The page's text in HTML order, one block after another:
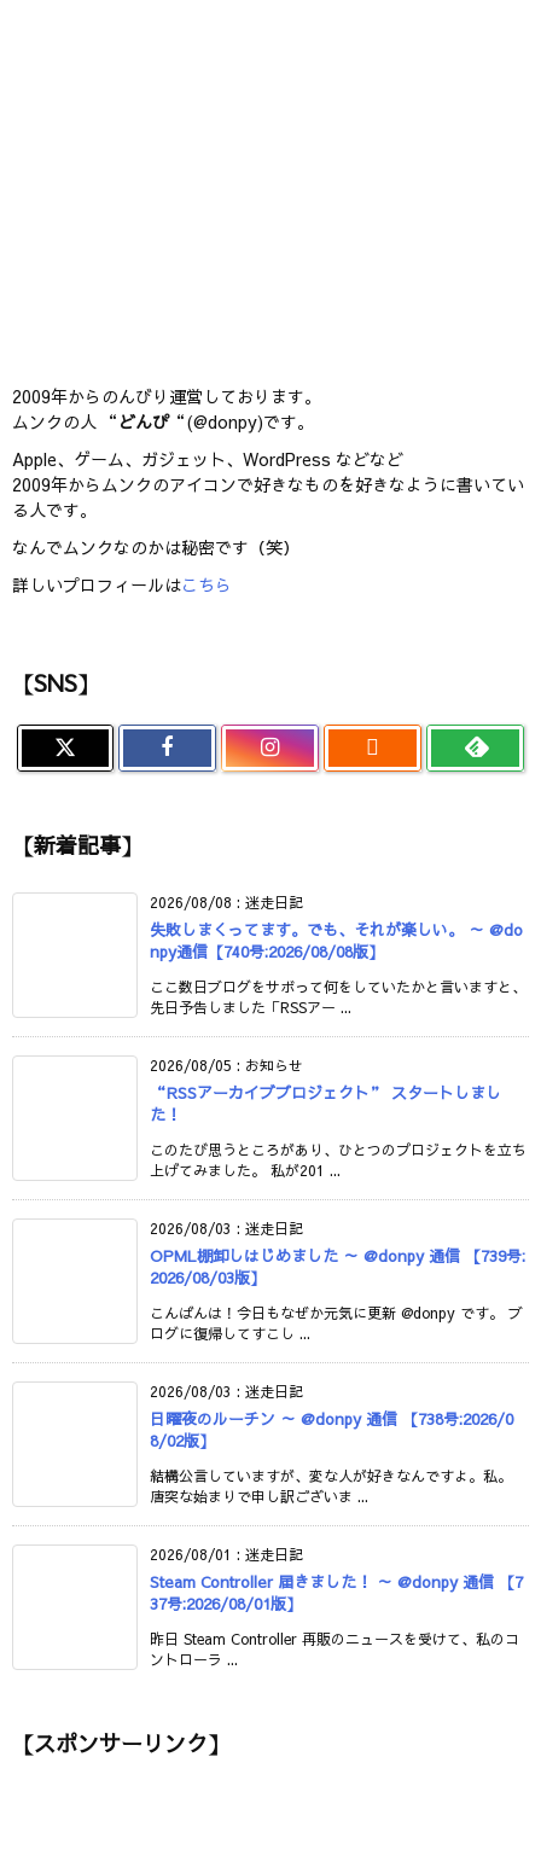
2009年からのんびり運営しております。
ムンクの人 “ どんぴ“(@donpy)です。
Apple、ゲーム、ガジェット、WordPress などなど
2009年からムンクのアイコンで好きなものを好きなように書いてい
る人です。
なんでムンクなのかは秘密です（笑）
詳しいプロフィールはこちら
【SNS】

【新着記事】
2026/08/08 : 迷走日記
失敗しまくってます。でも、それが楽しい。 ～ @do
npy通信【740号:2026/08/08版】
ここ数日ブログをサボって何をしていたかと言いますと、
先日予告しました「RSSアー ...
2026/08/05 : お知らせ
“RSSアーカイブプロジェクト” スタートしまし
た！
このたび思うところがあり、ひとつのプロジェクトを立ち
上げてみました。 私が201 ...
2026/08/03 : 迷走日記
OPML棚卸しはじめました ～ @donpy 通信 【739号:
2026/08/03版】
こんばんは！今日もなぜか元気に更新 @donpy です。 ブ
ログに復帰してすこし ...
2026/08/03 : 迷走日記
日曜夜のルーチン ～ @donpy 通信 【738号:2026/0
8/02版】
結構公言していますが、変な人が好きなんですよ。私。
唐突な始まりで申し訳ございま ...
2026/08/01 : 迷走日記
Steam Controller 届きました！ ～ @donpy 通信 【7
37号:2026/08/01版】
昨日 Steam Controller 再販のニュースを受けて、私のコ
ントローラ ...
【スポンサーリンク】